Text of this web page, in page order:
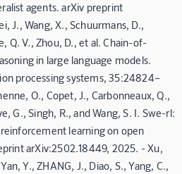
agents. arXiv preprint
J., Wang, X., Schuurmans, D.,
Q. V., Zhou, D., et al. Chain-of-
in large language models.
processing systems, 35:24824–
O., Copet, J., Carbonneaux, Q.,
G., Singh, R., and Wang, S. I. Swe-rl:
learning on open
arXiv:2502.18449, 2025. - Xu,
Y., ZHANG, J., Diao, S., Yang, C.,